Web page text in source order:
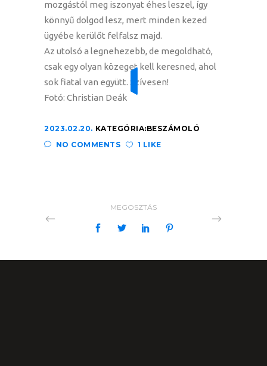
mozgástól meg iszonyat éhes leszel, így
könnyű dolgod lesz, mert minden kezed
ügyébe kerülőt felfalsz majd.
Az utolsó a legnehezebb, de megoldható,
csak egy olyan közeget kell keresned, ahol
sok fiatal van együtt. Szívesen!
Fotó: Christian Deák
2023.02.20. KATEGÓRIA:BESZÁMOLÓ
NO COMMENTS
1 LIKE
MEGOSZTÁS